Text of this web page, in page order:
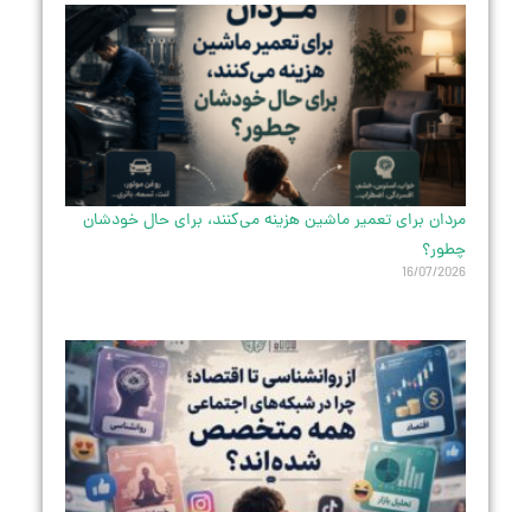
مردان برای تعمیر ماشین هزینه می‌کنند، برای حال خودشان
چطور؟
16/07/2026